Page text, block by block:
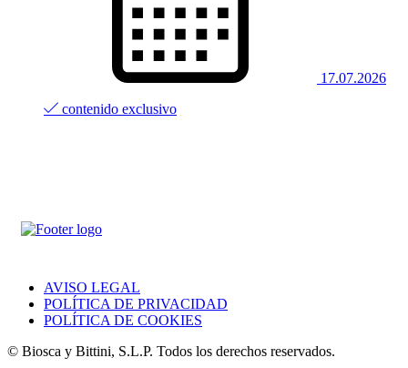
17.07.2026
contenido exclusivo
AVISO LEGAL
POLÍTICA DE PRIVACIDAD
POLÍTICA DE COOKIES
© Biosca y Bittini, S.L.P. Todos los derechos reservados.